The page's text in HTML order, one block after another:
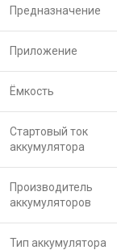
Предназначение
Приложение
Ёмкость
Стартовый ток
аккумулятора
Производитель
аккумуляторов
Тип аккумулятора